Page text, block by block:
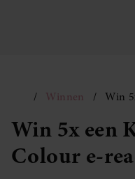
Winnen Win
Win 5x een
Colour e-